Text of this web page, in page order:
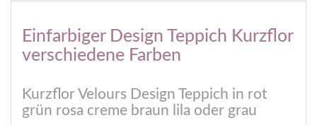
Einfarbiger Design Teppich Kurzflor
verschiedene Farben
Kurzflor Velours Design Teppich in rot
grün rosa creme braun lila oder grau